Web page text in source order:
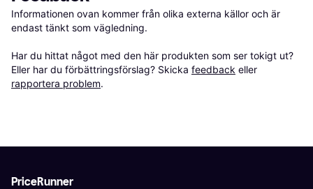
Informationen ovan kommer från olika externa källor och är
endast tänkt som vägledning.
Har du hittat något med den här produkten som ser tokigt ut?
Eller har du förbättringsförslag? Skicka feedback eller
rapportera problem.
PriceRunner